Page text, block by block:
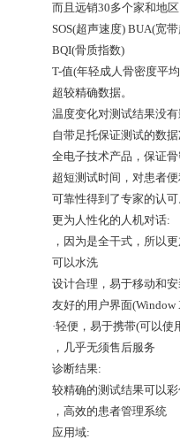
而且远销30多个家和地
SOS(超声速度) BUA(宽
BQI(骨质指数)
T-值(年轻成人骨密度平
超较精确数据。
温度变化对测试结果没
自带足托保证测试的数
全电子技术产品，保证
超短测试时间，对患者
可靠性得到了专家的认
更为人性化的人机对话:
，因为是全干式，所以
可以水洗
设计合理，易于移动和
友好的用户界面(Window
·轻便，易于携带(可以使
，几乎无须售后服务
诊断结果:
较精确的测试结果可以
，高效的患者管理系统
应用域: